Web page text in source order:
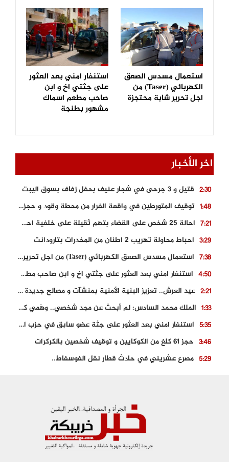
استعمال مسدس الصعق
الكهربائي (Taser) من
اجل تحرير شابة محتجزة
استنفار امني بعد العثور
على جثتي اخ و ابن
صاحب مطعم اسماك
مشهور بطنجة
اخر الأخبار
2:30 قتيل و 3 جرحى في شجار عنيف بحفل زفاف بسوق اليبت
1:48
توقيف المتورطين في واقعة الفرار من محطة وقود و حجز السيارة
7:21
احالة 25 شخص على القضاء بتهم ثقيلة على خلفية احداث المناطق الشمالية
3:29 احباط محاولة تهريب 2 اطنان من المخدرات بتارودانت
7:38
استعمال مسدس الصعق الكهربائي (Taser) من اجل تحرير شابة محتجزة
4:50
استنفار امني بعد العثور على جثتي اخ و ابن صاحب مطعم اسماك مشهور بطنجة
2:21
عيد العرش.. تعزيز البنية الأمنية بمنشآت و مصالح جديدة بكل من الحسيمة – فاس و الناظور
1:33
الملك محمد السادس: لم أبحث عن مجد شخصي.. وهَمي كرامة المغاربة
5:35
استنفار امني بعد العثور على جثة عضو سابق في حزب المصباح بالقنيطرة..
3:46 حجز 61 كلغ من الكوكايين و توقيف شخصين بالكركرات
5:29 مصرع عشريني في حادث قطار نقل الفوسفاط..